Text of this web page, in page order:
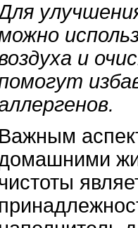
и
Важным